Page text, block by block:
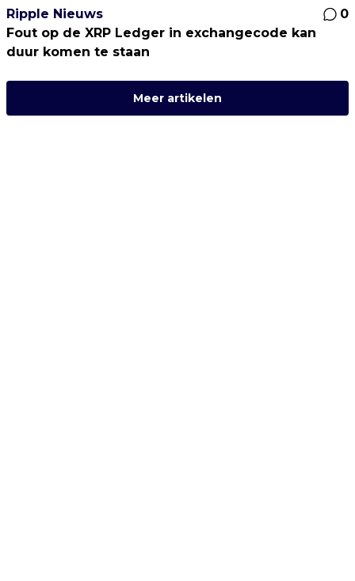
Ripple Nieuws
0
Fout op de XRP Ledger in exchangecode kan
duur komen te staan
Meer artikelen